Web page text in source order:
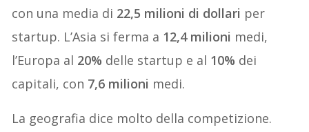
con una media di 22,5 milioni di dollari per
startup. L’Asia si ferma a 12,4 milioni medi,
l’Europa al 20% delle startup e al 10% dei
capitali, con 7,6 milioni medi.
La geografia dice molto della competizione.